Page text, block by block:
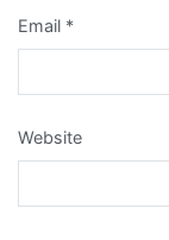
Email *
Website